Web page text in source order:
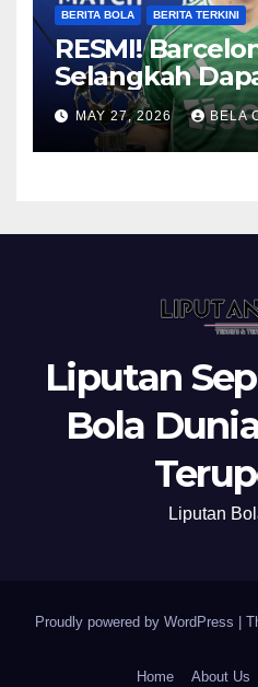
BERITA BOLA BERITA TERKINI
RESMI!
Selangkah
Anthony
MAY 27, 2026 BELA
Liputan
Bola
Liputan
Proudly powered by WordPress
Home About Us